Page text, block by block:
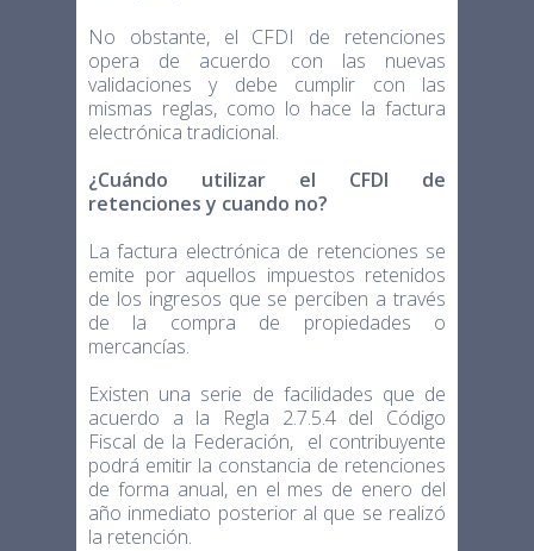
No obstante, el CFDI de retenciones
opera de acuerdo con las nuevas
validaciones y debe cumplir con las
mismas reglas, como lo hace la factura
electrónica tradicional.
¿Cuándo utilizar el CFDI de
retenciones y cuando no?
La factura electrónica de retenciones se
emite por aquellos impuestos retenidos
de los ingresos que se perciben a través
de la compra de propiedades o
mercancías.
Existen una serie de facilidades que de
acuerdo a la Regla 2.7.5.4 del Código
Fiscal de la Federación, el contribuyente
podrá emitir la constancia de retenciones
de forma anual, en el mes de enero del
año inmediato posterior al que se realizó
la retención.